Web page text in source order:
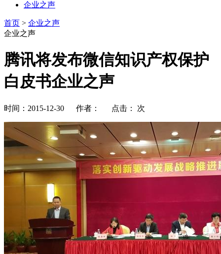
企业之声
首页 > 企业之声
企业之声
腾讯将发布微信知识产权保护
白皮书企业之声
时间：2015-12-30 作者： 点击： 次